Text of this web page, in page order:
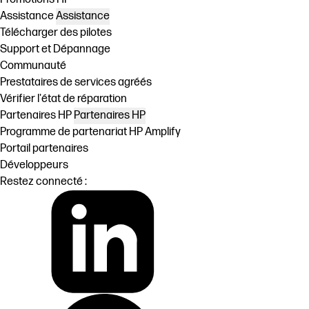
AssistanceAssistance
Télécharger des pilotes
Support et Dépannage
Communauté
Prestataires de services agréés
Vérifier l'état de réparation
Partenaires HP Partenaires HP
Programme de partenariat HP Amplify
Portail partenaires
Développeurs
Restez connecté :